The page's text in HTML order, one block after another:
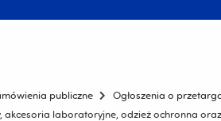
publiczne Ogłoszenia o
akcesoria laboratoryjne, odzież ochronna